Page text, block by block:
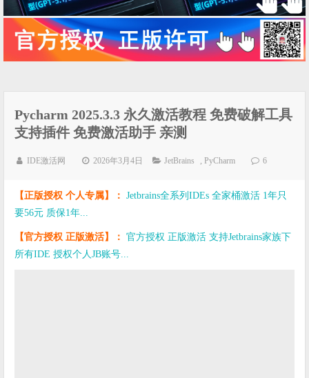
Pycharm 2025.3.3 永久激活教程 免费破解工具
支持插件 免费激活助手 亲测
IDE激活网 2026年3月4日 JetBrains ,PyCharm 6
【正版授权 个人专属】： Jetbrains全系列IDEs 全家桶激活 1年只
要56元 质保1年...
【官方授权 正版激活】： 官方授权 正版激活 支持Jetbrains家族下
所有IDE 授权个人JB账号...